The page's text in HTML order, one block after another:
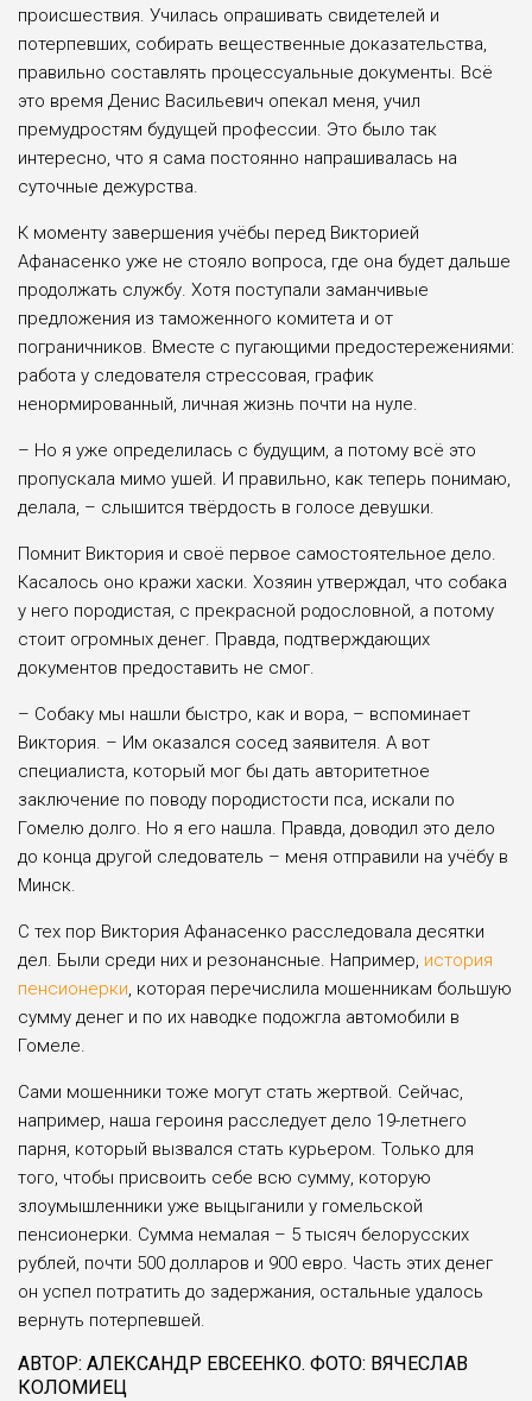
происшествия. Училась опрашивать свидетелей и
потерпевших, собирать вещественные доказательства,
правильно составлять процессуальные документы. Всё
это время Денис Васильевич опекал меня, учил
премудростям будущей профессии. Это было так
интересно, что я сама постоянно напрашивалась на
суточные дежурства.
К моменту завершения учёбы перед Викторией
Афанасенко уже не стояло вопроса, где она будет дальше
продолжать службу. Хотя поступали заманчивые
предложения из таможенного комитета и от
пограничников. Вместе с пугающими предостережениями:
работа у следователя стрессовая, график
ненормированный, личная жизнь почти на нуле.
– Но я уже определилась с будущим, а потому всё это
пропускала мимо ушей. И правильно, как теперь понимаю,
делала, – слышится твёрдость в голосе девушки.
Помнит Виктория и своё первое самостоятельное дело.
Касалось оно кражи хаски. Хозяин утверждал, что собака
у него породистая, с прекрасной родословной, а потому
стоит огромных денег. Правда, подтверждающих
документов предоставить не смог.
– Собаку мы нашли быстро, как и вора, – вспоминает
Виктория. – Им оказался сосед заявителя. А вот
специалиста, который мог бы дать авторитетное
заключение по поводу породистости пса, искали по
Гомелю долго. Но я его нашла. Правда, доводил это дело
до конца другой следователь – меня отправили на учёбу в
Минск.
С тех пор Виктория Афанасенко расследовала десятки
дел. Были среди них и резонансные. Например, история
пенсионерки, которая перечислила мошенникам большую
сумму денег и по их наводке подожгла автомобили в
Гомеле.
Сами мошенники тоже могут стать жертвой. Сейчас,
например, наша героиня расследует дело 19-летнего
парня, который вызвался стать курьером. Только для
того, чтобы присвоить себе всю сумму, которую
злоумышленники уже выцыганили у гомельской
пенсионерки. Сумма немалая – 5 тысяч белорусских
рублей, почти 500 долларов и 900 евро. Часть этих денег
он успел потратить до задержания, остальные удалось
вернуть потерпевшей.
АВТОР: АЛЕКСАНДР ЕВСЕЕНКО. ФОТО: ВЯЧЕСЛАВ
КОЛОМИЕЦ